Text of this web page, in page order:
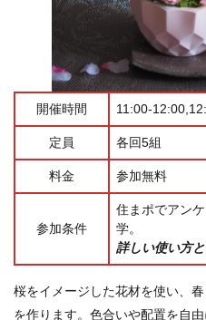
開催時間 11:00-
定員 各回5組
料金 参加無料
参加条件
住まポでアン
学。
詳しい使い方
桜をイメージした花材を使い、
を作ります。色合いや配置を自